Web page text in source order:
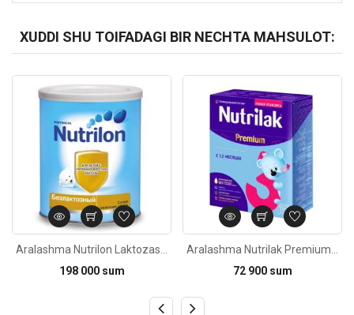
XUDDI SHU TOIFADAGI BIR NECHTA MAHSULOT:
198 000 sum
Kod: 395
72 900 sum
Kod: 3099